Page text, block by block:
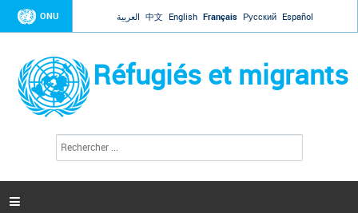
Jump to navigation
ONU العربية 中文 English Français Русский Español
Réfugiés et migrants
c
